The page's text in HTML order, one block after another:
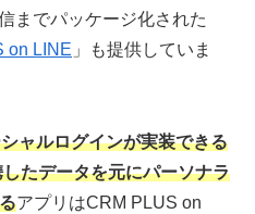
までパッケージ化された
on LINE 」も提供していま
ャルログインが実装できる
たデータを元にパーソナラ
アプリはCRM PLUS on